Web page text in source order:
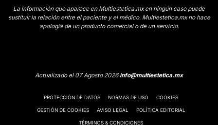
La información que aparece en Multiestetica.mx en ningún caso puede
sustituir la relación entre el paciente y el médico. Multiestetica.mx no hace
apología de un producto comercial o de un servicio.
Actualizado el 07 Agosto 2026info@multiestetica.mx
PROTECCIÓN DE DATOS NORMAS DE USO COOKIES
GESTIÓN DE COOKIES AVISO LEGAL POLÍTICA EDITORIAL
TÉRMINOS & CONDICIONES